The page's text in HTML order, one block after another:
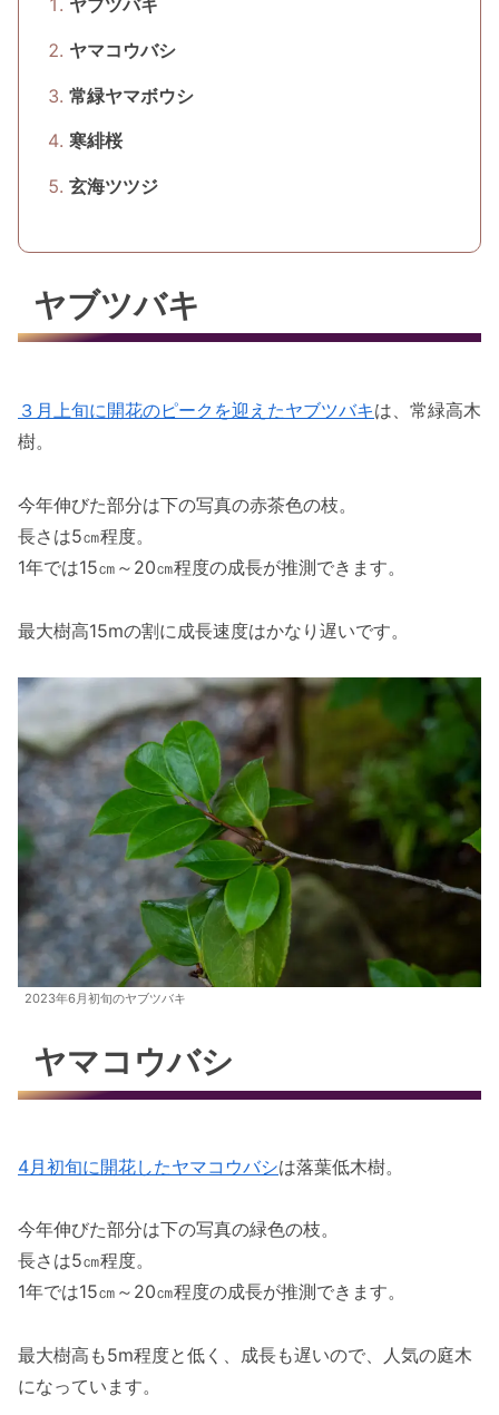
ヤマコウバシ
常緑ヤマボウシ
寒緋桜
玄海ツツジ
ヤブツバキ
３月上旬に開花のピークを迎えたヤブツバキは、常緑高木
樹。
今年伸びた部分は下の写真の赤茶色の枝。
長さは5㎝程度。
1年では15㎝～20㎝程度の成長が推測できます。
最大樹高15mの割に成長速度はかなり遅いです。
2023年6月初旬のヤブツバキ
ヤマコウバシ
4月初旬に開花したヤマコウバシは落葉低木樹。
今年伸びた部分は下の写真の緑色の枝。
長さは5㎝程度。
1年では15㎝～20㎝程度の成長が推測できます。
最大樹高も5m程度と低く、成長も遅いので、人気の庭木
になっています。